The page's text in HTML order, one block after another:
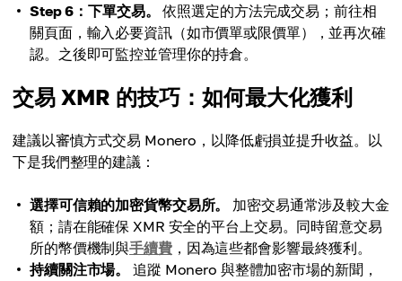
Step 6：下單交易。
依照選定的方法完成交易；前往相
關頁面，輸入必要資訊（如市價單或限價單），並再次確
認。之後即可監控並管理你的持倉。
交易 XMR 的技巧：如何最大化獲利
建議以審慎方式交易 Monero，以降低虧損並提升收益。以
下是我們整理的建議：
選擇可信賴的加密貨幣交易所。
加密交易通常涉及較大金
額；請在能確保 XMR 安全的平台上交易。同時留意交易
所的幣價機制與手續費，因為這些都會影響最終獲利。
持續關注市場。
追蹤 Monero 與整體加密市場的新聞，